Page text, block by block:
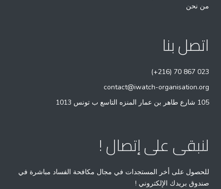
من نحن
اتصل بنا
(+216) 70 867 023
contact@iwatch-organisation.org
105 شارع طاهر بن عمار المنزه التاسع ب تونس 1013
لنبقى على إتصال !
للحصول على أخر المستجدات في مجال مكافحة الفساد مباشرة في
صندوق بريدك الإلكتروني !